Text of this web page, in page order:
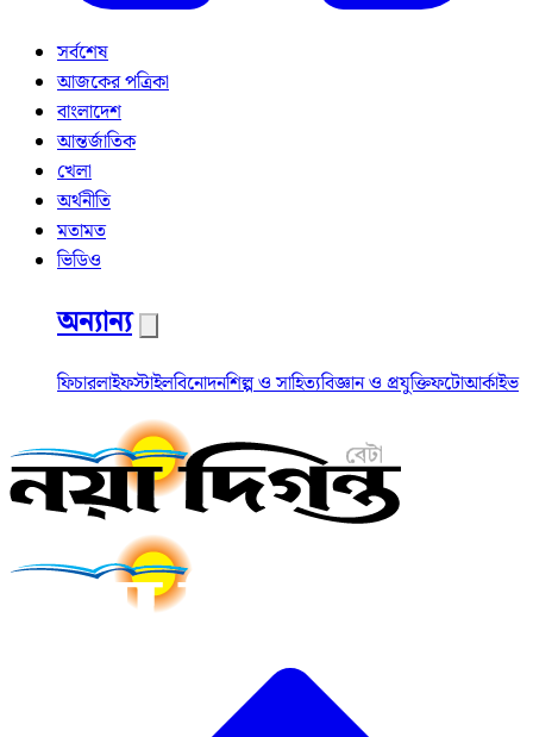
সর্বশেষ
আজকের পত্রিকা
বাংলাদেশ
আন্তর্জাতিক
খেলা
অর্থনীতি
মতামত
ভিডিও
অন্যান্য
ফিচারলাইফস্টাইলবিনোদনশিল্প ও সাহিত্যবিজ্ঞান ও প্রযুক্তিফটোআর্কাইভ